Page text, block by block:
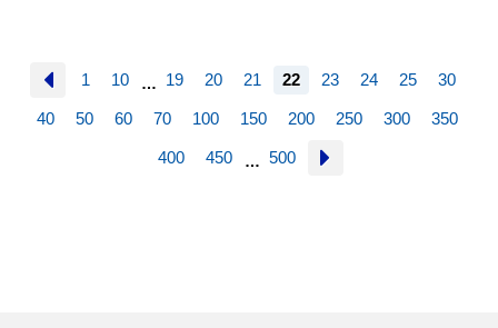
1 10 … 19 20 21 22 23 24 25 30
40 50 60 70 100 150 200 250 300 350
400 450 … 500